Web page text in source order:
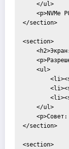
    </ul>
<p>NVMe
</section>
<section>
    <ul>
    </ul>
</section>
<section>